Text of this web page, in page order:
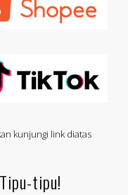
kunjungi link diatas
tipu!